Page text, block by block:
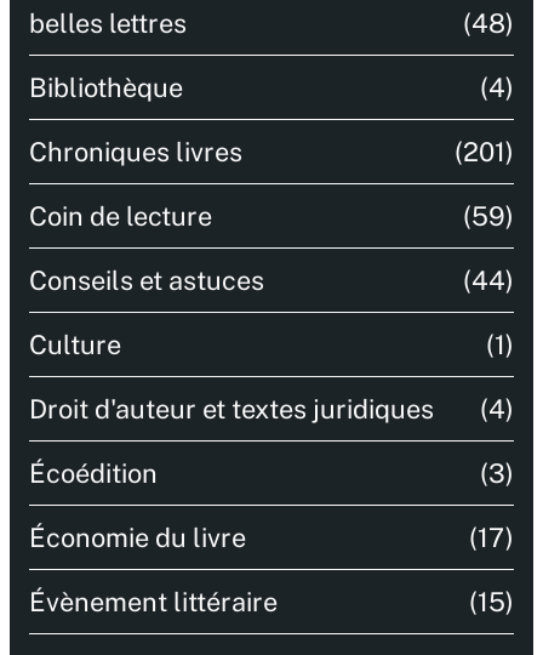
belles lettres (48)
Bibliothèque (4)
Chroniques livres (201)
Coin de lecture (59)
Conseils et astuces (44)
Culture (1)
Droit d'auteur et textes juridiques (4)
Écoédition (3)
Économie du livre (17)
Évènement littéraire (15)